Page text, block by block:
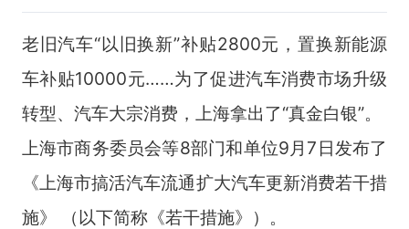
老旧汽车“以旧换新”补贴2800元，置换新能源
车补贴10000元……为了促进汽车消费市场升级
转型、汽车大宗消费，上海拿出了“真金白银”。
上海市商务委员会等8部门和单位9月7日发布了
《上海市搞活汽车流通扩大汽车更新消费若干措
施》 （以下简称《若干措施》）。